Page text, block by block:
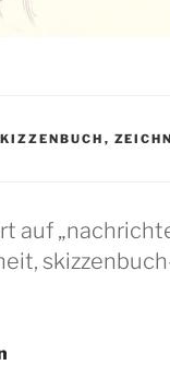
,
auf